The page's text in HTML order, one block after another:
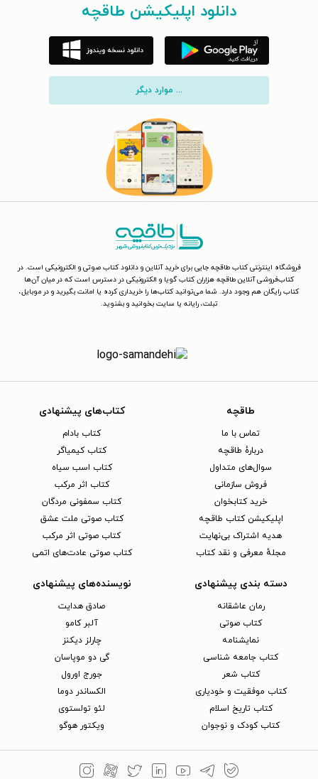
دانلود اپلیکیشن طاقچه
... موارد دیگر
فروشگاه اینترنتی کتاب طاقچه جایی برای خرید آنلاین و دانلود کتاب صوتی و الکترونیکی است. در
کتاب‌فروشی آنلاین طاقچه هزاران کتاب گویا و الکترونیکی در دسترس است که در میان آن‌ها
کتاب رایگان هم وجود دارد. شما می‌توانید کتاب‌ها را خریداری کرده یا امانت بگیرید و در موبایل،
تبلت، رایانه یا سایت بخوانید و بشنوید.
طاقچه
تماس با ما
دربارهٔ طاقچه
سوال‌های متداول
فروش سازمانی
خرید کتابخوان
اپلیکیشن کتاب طاقچه
هدیه اشتراک بی‌نهایت
مجلهٔ معرفی و نقد کتاب
کتاب‌های پیشنهادی
کتاب بادام
کتاب کیمیاگر
کتاب اسب سیاه
کتاب اثر مرکب
کتاب سمفونی مردگان
کتاب صوتی ملت عشق
کتاب صوتی اثر مرکب
کتاب صوتی عادت‌های اتمی
دسته بندی پیشنهادی
رمان عاشقانه
کتاب‌ صوتی
نمایشنامه
کتاب جامعه شناسی
کتاب شعر
کتاب موفقیت و خودیاری
کتاب تاریخ اسلام
کتاب کودک و نوجوان
نویسنده‌های پیشنهادی
صادق هدایت
آلبر کامو
چارلز دیکنز
گی دو موپاسان
جورج اورول
الکساندر دوما
لئو تولستوی
ویکتور هوگو